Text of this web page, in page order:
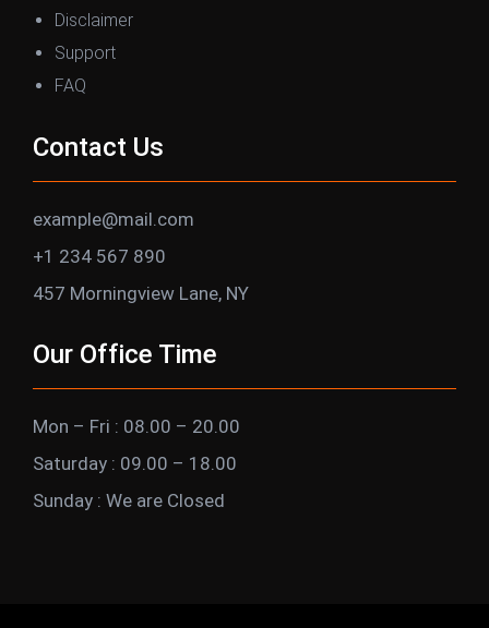
Disclaimer
Support
FAQ
Contact Us
example@mail.com
+1 234 567 890
457 Morningview Lane, NY
Our Office Time
Mon – Fri : 08.00 – 20.00
Saturday : 09.00 – 18.00
Sunday : We are Closed